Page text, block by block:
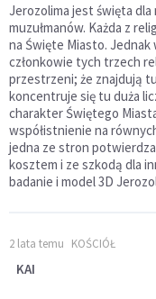
Jerozolima jest święta
muzułmanów. Każda z
na Święte Miasto.
członkowie tych trzech
przestrzeni; że znajdują
koncentruje się tu duża
charakter Świętego
współistnienie na
jedna ze stron
kosztem i ze szkodą dla
badanie i model 3D
2 lata temu KOŚCIÓŁ
KAI